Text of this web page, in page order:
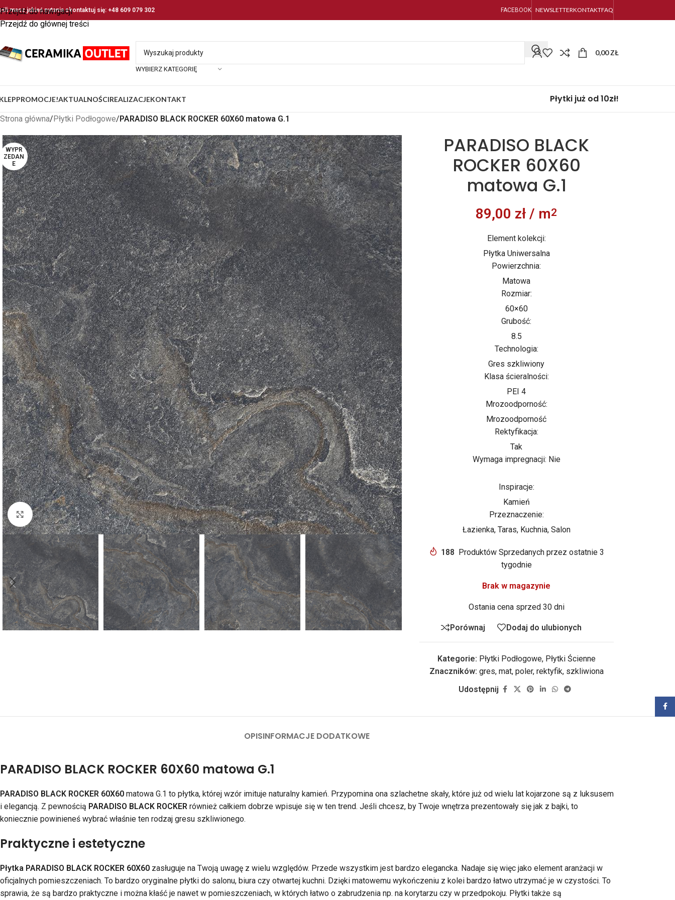
Przejdź do nawigacji
Przejdź do głównej treści
masz jakieś pytania skontaktuj się: +48 609 079 302 FACEBOOK NEWSLETTERKONTAKTFAQ
WYBIERZ KATEGORIĘ
0,00ZŁ
PROMOCJE!AKTUALNOŚCIREALIZACJEKONTAKT Płytki już od 10zł!
Strona główna/Płytki Podłogowe/PARADISO BLACK ROCKER 60X60 matowa G.1
WYPR
ZEDAN
E
Kliknij aby powiększyć
PARADISO BLACK
ROCKER 60X60
matowa G.1
89,00 zł / m2
Element kolekcji:
Płytka Uniwersalna
Powierzchnia:
Matowa
Rozmiar:
60×60
Grubość:
8.5
Technologia:
Gres szkliwiony
Klasa ścieralności:
PEI 4
Mrozoodporność:
Mrozoodporność
Rektyfikacja:
Tak
Wymaga impregnacji: Nie
Inspiracje:
Kamień
Przeznaczenie:
Łazienka, Taras, Kuchnia, Salon
188 Produktów Sprzedanych przez ostatnie 3
tygodnie
Brak w magazynie
Ostania cena sprzed 30 dni
Porównaj Dodaj do ulubionych
Kategorie: Płytki Podłogowe, Płytki Ścienne
Znaczników: gres, mat, poler, rektyfik, szkliwiona
Udostępnij
OPISINFORMACJE DODATKOWE
PARADISO BLACK ROCKER 60X60 matowa G.1
PARADISO BLACK ROCKER 60X60 matowa G.1 to płytka, której wzór imituje naturalny kamień. Przypomina ona szlachetne skały, które już od wielu lat kojarzone są z luksusem
i elegancją. Z pewnością PARADISO BLACK ROCKER również całkiem dobrze wpisuje się w ten trend. Jeśli chcesz, by Twoje wnętrza prezentowały się jak z bajki, to
koniecznie powinieneś wybrać właśnie ten rodzaj gresu szkliwionego.
Praktyczne i estetyczne
Płytka PARADISO BLACK ROCKER 60X60 zasługuje na Twoją uwagę z wielu względów. Przede wszystkim jest bardzo elegancka. Nadaje się więc jako element aranżacji w
oficjalnych pomieszczeniach. To bardzo oryginalne płytki do salonu, biura czy otwartej kuchni. Dzięki matowemu wykończeniu z kolei bardzo łatwo utrzymać je w czystości. To
sprawia, że są bardzo praktyczne i można kłaść je nawet w pomieszczeniach, w których łatwo o zabrudzenia np. na korytarzu czy w przedpokoju. Płytki także są